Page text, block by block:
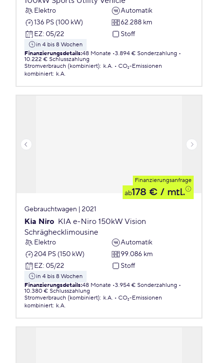
Elektro
Automatik
136 PS (100 kW)
62.288 km
EZ: 05/22 Stoff
in 4 bis 8 Wochen
Finanzierungsdetails:48 Monate 3.894 € Sonderzahlung
10.222 € Schlusszahlung
Stromverbrauch (kombiniert): k.A.
CO₂-Emissionen
kombiniert: k.A.
Finanzierungsanfrage
ab178 € / mtl.
Gebrauchtwagen | 2021
Kia Niro KIA e-Niro 150kW Vision
Schräghecklimousine
Elektro
Automatik
204 PS (150 kW)
99.086 km
EZ: 05/22 Stoff
in 4 bis 8 Wochen
Finanzierungsdetails:48 Monate 3.954 € Sonderzahlung
10.380 € Schlusszahlung
Stromverbrauch (kombiniert): k.A.
CO₂-Emissionen
kombiniert: k.A.